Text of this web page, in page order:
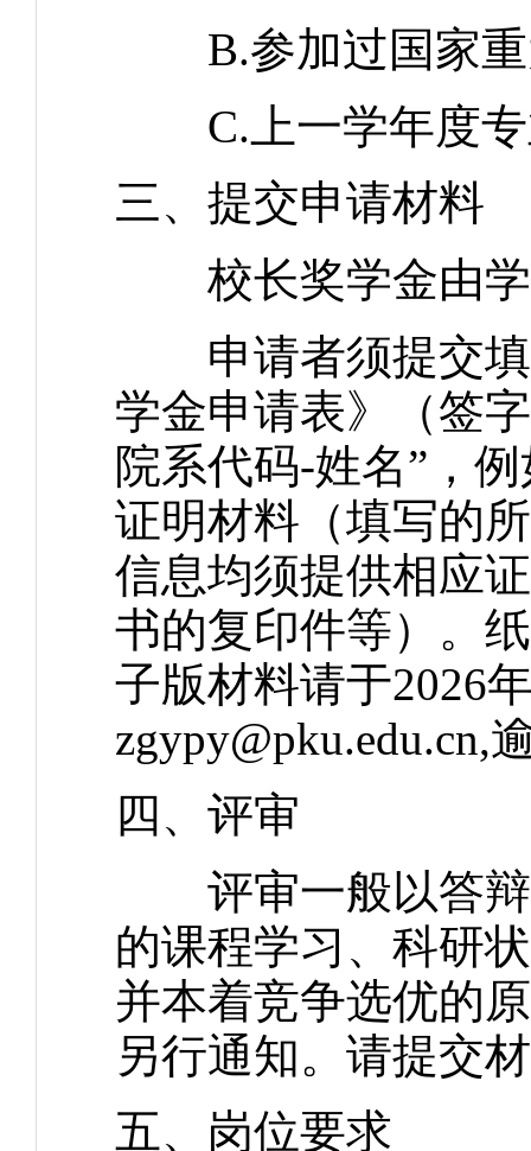
B.参加过国家重
C.上一学年度专
三、提交申请材料
校长奖学金由学
申请者须提交填
学金申请表》（签
院系代码-姓名”，
证明材料（填写的
信息均须提供相应
书的复印件等）。
子版材料请于2026
四、评审
评审一般以答辩
的课程学习、科研
并本着竞争选优的
另行通知。请提交
五、岗位要求